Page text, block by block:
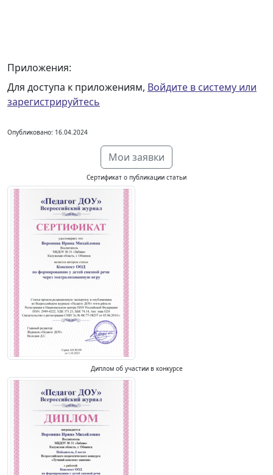
Приложения:
Для доступа к приложениям, Войдите в систему или
зарегистрируйтесь
Опубликовано: 16.04.2024
Мои заявки
Сертификат о публикации статьи
Диплом об участии в конкурсе